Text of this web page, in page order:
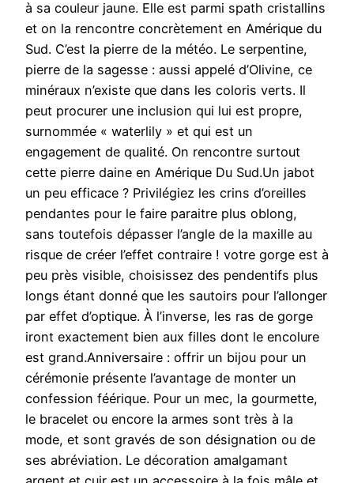
à sa couleur jaune. Elle est parmi spath cristallins
et on la rencontre concrètement en Amérique du
Sud. C’est la pierre de la météo. Le serpentine,
pierre de la sagesse : aussi appelé d’Olivine, ce
minéraux n’existe que dans les coloris verts. Il
peut procurer une inclusion qui lui est propre,
surnommée « waterlily » et qui est un
engagement de qualité. On rencontre surtout
cette pierre daine en Amérique Du Sud.Un jabot
un peu efficace ? Privilégiez les crins d’oreilles
pendantes pour le faire paraitre plus oblong,
sans toutefois dépasser l’angle de la maxille au
risque de créer l’effet contraire ! votre gorge est à
peu près visible, choisissez des pendentifs plus
longs étant donné que les sautoirs pour l’allonger
par effet d’optique. À l’inverse, les ras de gorge
iront exactement bien aux filles dont le encolure
est grand.Anniversaire : offrir un bijou pour un
cérémonie présente l’avantage de monter un
confession féérique. Pour un mec, la gourmette,
le bracelet ou encore la armes sont très à la
mode, et sont gravés de son désignation ou de
ses abréviation. Le décoration amalgamant